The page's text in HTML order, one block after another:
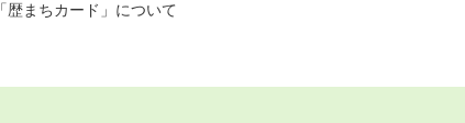
「歴まちカード」について